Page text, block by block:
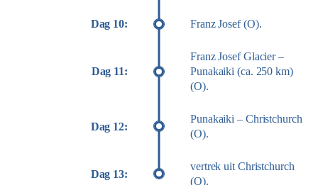
Dag 10: Franz Josef (O).
Dag 11:
Franz Josef Glacier –
Punakaiki (ca. 250 km)
(O).
Dag 12:
Punakaiki – Christchurch
(O).
Dag 13:
vertrek uit Christchurch
(O).